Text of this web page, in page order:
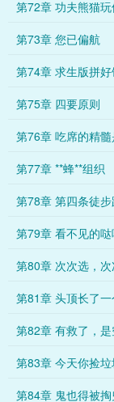
第72章 功夫熊猫
第73章 您已偏航
第74章 求生版拼好
第75章 四要原则
第76章 吃席的精
第77章 **蜂**组织
第78章 第四条徒
第79章 看不见的
第80章 次次选，
第81章 头顶长了
第82章 有救了，
第83章 今天你捡垃
第84章 鬼也得被